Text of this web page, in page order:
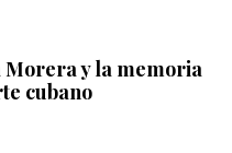
Morera y la memoria
cubano